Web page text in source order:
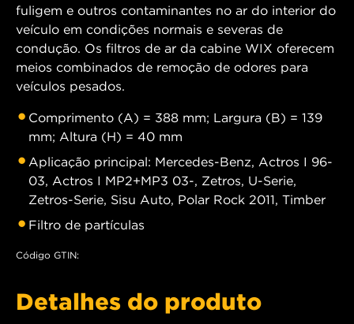
fuligem e outros contaminantes no ar do interior do
veículo em condições normais e severas de
condução. Os filtros de ar da cabine WIX oferecem
meios combinados de remoção de odores para
veículos pesados.
Comprimento (A) = 388 mm; Largura (B) = 139
mm; Altura (H) = 40 mm
Aplicação principal: Mercedes-Benz, Actros I 96-
03, Actros I MP2+MP3 03-, Zetros, U-Serie,
Zetros-Serie, Sisu Auto, Polar Rock 2011, Timber
Filtro de partículas
Código GTIN:
Detalhes do produto